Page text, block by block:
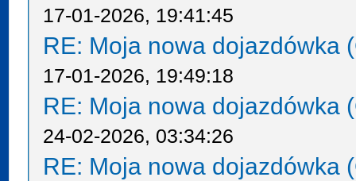
17-01-2026, 19:41:45
RE: Moja nowa dojazdówka
17-01-2026, 19:49:18
RE: Moja nowa dojazdówka
24-02-2026, 03:34:26
RE: Moja nowa dojazdówka